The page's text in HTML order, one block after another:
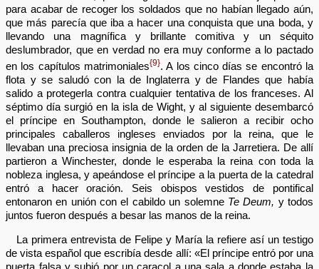
para acabar de recoger los soldados que no habían llegado aún,
que más parecía que iba a hacer una conquista que una boda, y
llevando una magnífica y brillante comitiva y un séquito
deslumbrador, que en verdad no era muy conforme a lo pactado
en los capítulos matrimoniales{9}. A los cinco días se encontró la
flota y se saludó con la de Inglaterra y de Flandes que había
salido a protegerla contra cualquier tentativa de los franceses. Al
séptimo día surgió en la isla de Wight, y al siguiente desembarcó
el príncipe en Southampton, donde le salieron a recibir ocho
principales caballeros ingleses enviados por la reina, que le
llevaban una preciosa insignia de la orden de la Jarretiera. De allí
partieron a Winchester, donde le esperaba la reina con toda la
nobleza inglesa, y apeándose el príncipe a la puerta de la catedral
entró a hacer oración. Seis obispos vestidos de pontifical
entonaron en unión con el cabildo un solemne Te Deum, y todos
juntos fueron después a besar las manos de la reina.
La primera entrevista de Felipe y María la refiere así un testigo
de vista español que escribía desde allí: «El príncipe entró por una
puerta falsa y subió por un caracol a una sala a donde estaba la